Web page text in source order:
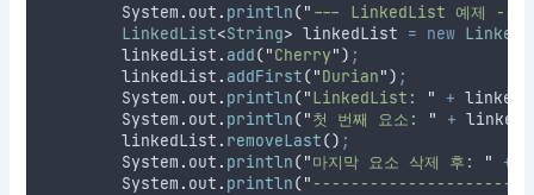
System . out . println(" --- LinkedList 예제 ---
LinkedList<String> linkedList = new
linkedList . add("Cherry") ;
linkedList . addFirst("Durian") ;
System . out . println("LinkedList: " +
System . out . println("첫 번째 요소: " +
linkedList . removeLast() ;
System . out . println("마지막 요소 삭제 후: " +
System . out . println("-----------------------